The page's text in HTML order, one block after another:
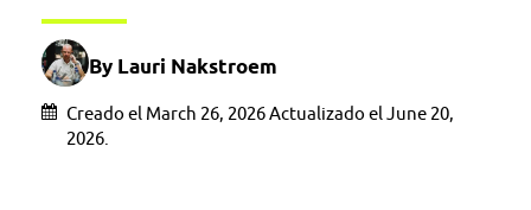
By Lauri Nakstroem
Creado el March 26, 2026 Actualizado el June 20,
2026.